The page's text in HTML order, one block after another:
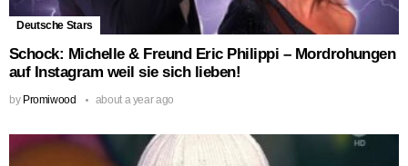
Deutsche Stars
Schock: Michelle & Freund Eric Philippi – Mordrohungen
auf Instagram weil sie sich lieben!
by Promiwood about a year ago